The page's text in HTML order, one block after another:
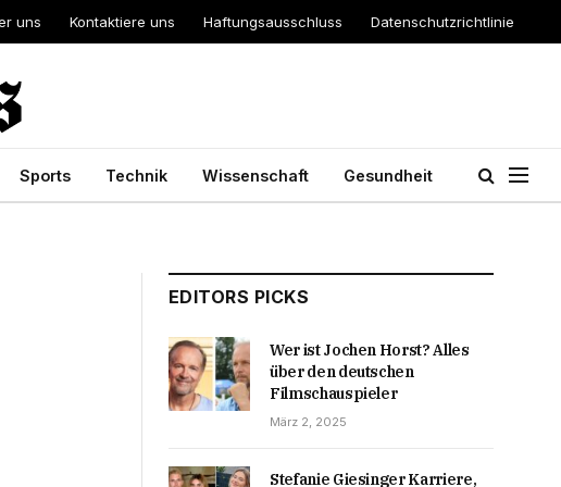
uns Kontaktiere uns Haftungsausschluss Datenschutzrichtlinie
Sports Technik Wissenschaft Gesundheit
EDITORS PICKS
Wer ist Jochen Horst? Alles
über den deutschen
Filmschauspieler
März 2, 2025
Stefanie Giesinger Karriere,